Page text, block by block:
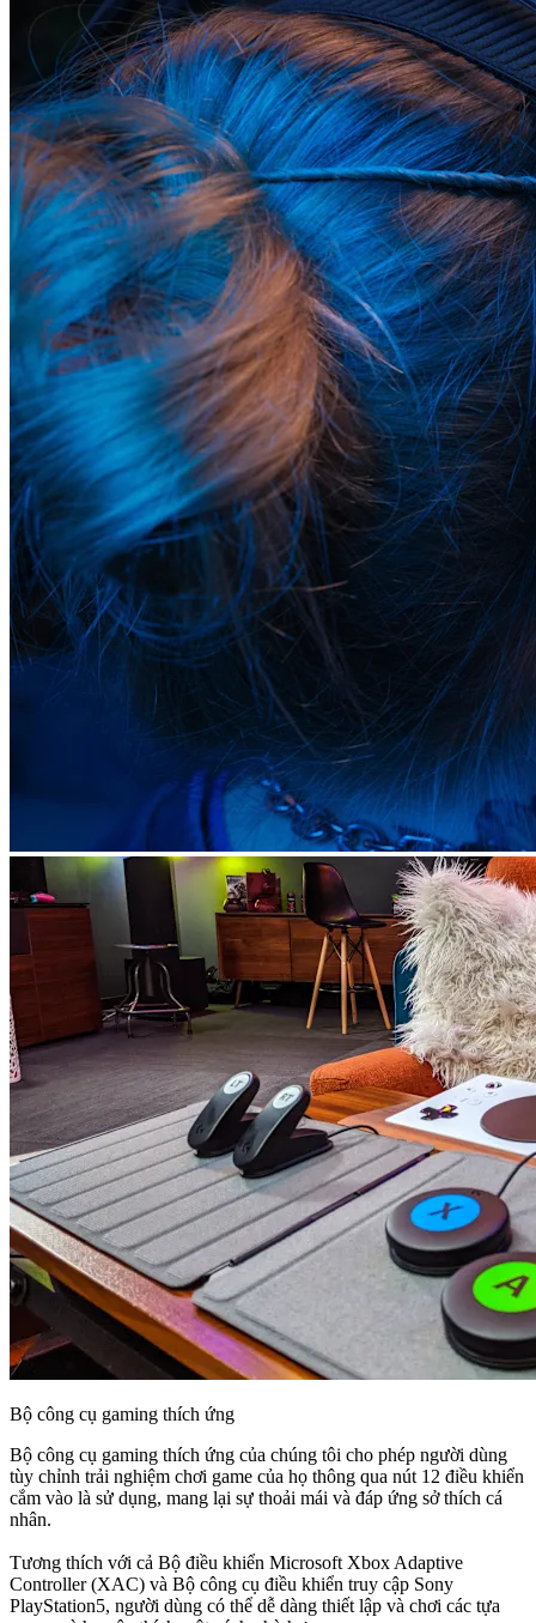
Bộ công cụ gaming thích ứng
Bộ công cụ gaming thích ứng của chúng tôi cho phép người dùng
tùy chỉnh trải nghiệm chơi game của họ thông qua nút 12 điều khiển
cắm vào là sử dụng, mang lại sự thoải mái và đáp ứng sở thích cá
nhân.
Tương thích với cả Bộ điều khiển Microsoft Xbox Adaptive
Controller (XAC) và Bộ công cụ điều khiển truy cập Sony
PlayStation5, người dùng có thể dễ dàng thiết lập và chơi các tựa